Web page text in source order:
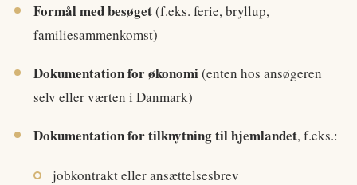
Formål med besøget(f.eks. ferie, bryllup,
familiesammenkomst)
Dokumentation for økonomi(enten hos ansøgeren
selv eller værten i Danmark)
Dokumentation for tilknytning til hjemlandet, f.eks.:
jobkontrakt eller ansættelsesbrev